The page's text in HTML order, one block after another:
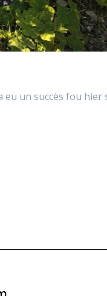
eu un succès fou hier